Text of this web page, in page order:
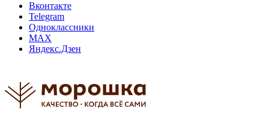
Вконтакте
Telegram
Одноклассники
MAX
Яндекс.Дзен